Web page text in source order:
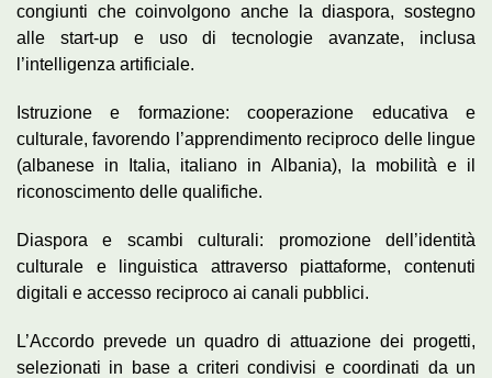
congiunti che coinvolgono anche la diaspora, sostegno
alle start-up e uso di tecnologie avanzate, inclusa
l’intelligenza artificiale.
Istruzione e formazione: cooperazione educativa e
culturale, favorendo l’apprendimento reciproco delle lingue
(albanese in Italia, italiano in Albania), la mobilità e il
riconoscimento delle qualifiche.
Diaspora e scambi culturali: promozione dell’identità
culturale e linguistica attraverso piattaforme, contenuti
digitali e accesso reciproco ai canali pubblici.
L’Accordo prevede un quadro di attuazione dei progetti,
selezionati in base a criteri condivisi e coordinati da un